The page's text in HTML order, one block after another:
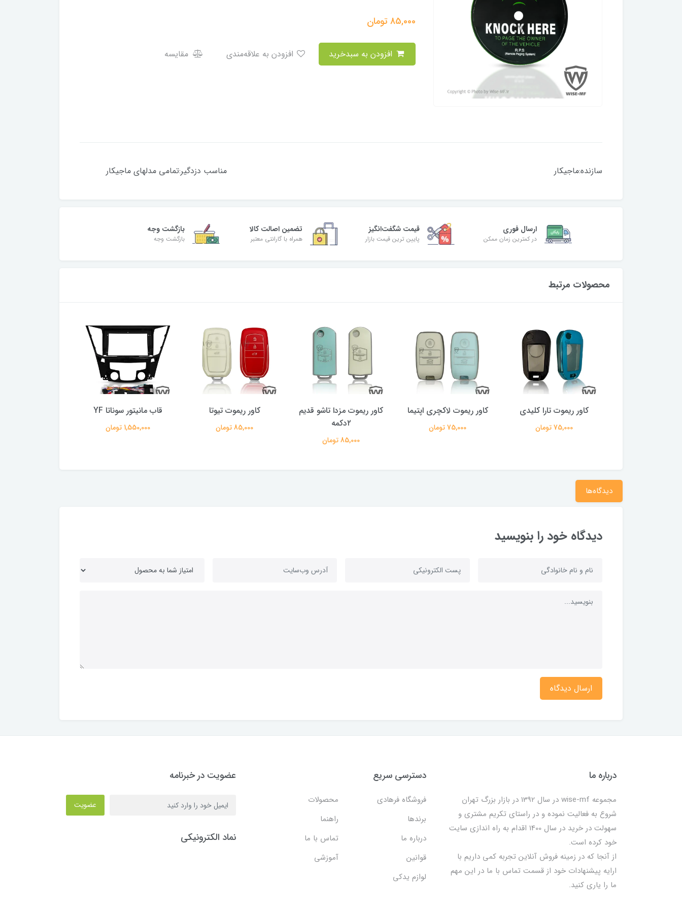
85,000تومان
مقایسه
سازنده:ماجیکار مناسب دزدگیر:تمامی مدلهای ماجیکار
ارسال فوری
در کمترین زمان ممکن
قیمت شگفت‌انگیز
پایین ترین قیمت بازار
تضمین اصالت کالا
همراه با گارانتی معتبر
بازگشت وجه
بازگشت وجه
محصولات مرتبط
کاور ریموت تارا کلیدی
75,000 تومان
کاور ریموت لاکچری اپتیما
75,000 تومان
کاور ریموت مزدا تاشو قدیم
۲دکمه
85,000 تومان
کاور ریموت تیوتا
85,000 تومان
قاب مانیتور سوناتا YF
1,550,000 تومان
دیدگاه‌ها
دیدگاه خود را بنویسید
ارسال دیدگاه
درباره ما
مجموعه wise-mf در سال 1392 در بازار بزرگ تهران
شروع به فعالیت نموده و در راستای تکریم مشتری و
سهولت در خرید در سال 1400 اقدام به راه اندازی سایت
خود کرده است.
از آنجا که در زمینه فروش آنلاین تجربه کمی داریم با
ارایه پیشنهادات خود از قسمت تماس با ما در این مهم
ما را یاری کنید.
دسترسی سریع
فروشگاه فرهادی
محصولات
برندها
راهنما
درباره ما
تماس با ما
قوانین
آموزشی
لوازم یدکی
عضویت در خبرنامه
عضویت
نماد الکترونیکی